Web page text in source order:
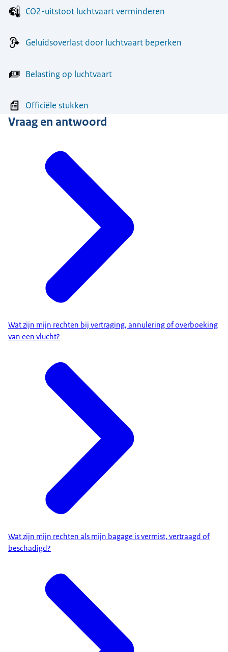
CO2-uitstoot luchtvaart verminderen
Geluidsoverlast door luchtvaart beperken
Belasting op luchtvaart
Officiële stukken
Vraag en antwoord
Wat zijn mijn rechten bij vertraging, annulering of overboeking
van een vlucht?
Wat zijn mijn rechten als mijn bagage is vermist, vertraagd of
beschadigd?